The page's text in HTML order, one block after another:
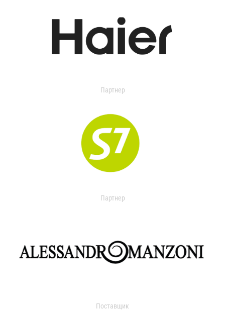
Партнер
Партнер
Поставщик